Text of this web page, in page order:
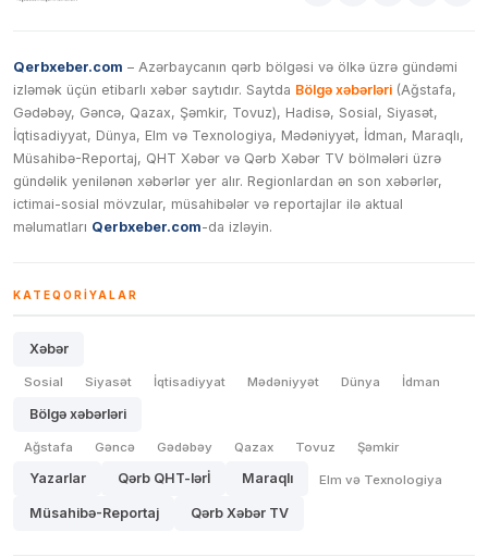
Qerbxeber.com – Azərbaycanın qərb bölgəsi və ölkə üzrə gündəmi
izləmək üçün etibarlı xəbər saytıdır. Saytda Bölgə xəbərləri (Ağstafa,
Gədəbəy, Gəncə, Qazax, Şəmkir, Tovuz), Hadisə, Sosial, Siyasət,
İqtisadiyyat, Dünya, Elm və Texnologiya, Mədəniyyət, İdman, Maraqlı,
Müsahibə-Reportaj, QHT Xəbər və Qərb Xəbər TV bölmələri üzrə
gündəlik yenilənən xəbərlər yer alır. Regionlardan ən son xəbərlər,
ictimai-sosial mövzular, müsahibələr və reportajlar ilə aktual
məlumatları Qerbxeber.com-da izləyin.
KATEQORIYALAR
Xəbər
Sosial Siyasət İqtisadiyyat Mədəniyyət Dünya İdman
Bölgə xəbərləri
Ağstafa Gəncə Gədəbəy Qazax Tovuz Şəmkir
Yazarlar Qərb QHT-lərİ Maraqlı Elm və Texnologiya
Müsahibə-Reportaj Qərb Xəbər TV